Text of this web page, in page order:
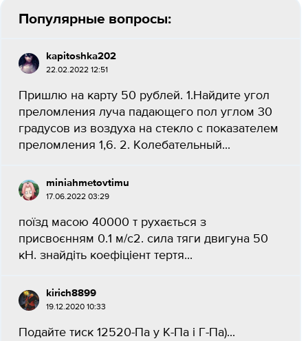
Популярные вопросы:
kapitoshka202
22.02.2022 12:51
Пришлю на карту 50 рублей. 1.Найдите угол
преломления луча падающего пол углом 30
градусов из воздуха на стекло с показателем
преломления 1,6. 2. Колебательный...
miniahmetovtimu
17.06.2022 03:29
поїзд масою 40000 т рухається з
присвоєнням 0.1 м/с2. сила тяги двигуна 50
кН. знайдіть коефіціент тертя​...
kirich8899
19.12.2020 10:33
Подайте тиск 12520-Па у К-Па і Г-Па)​...